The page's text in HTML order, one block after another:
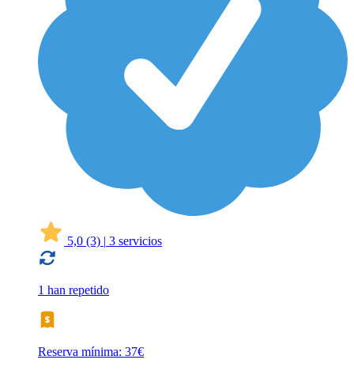
5,0 (3) | 3 servicios
1 han repetido
Reserva mínima: 37€